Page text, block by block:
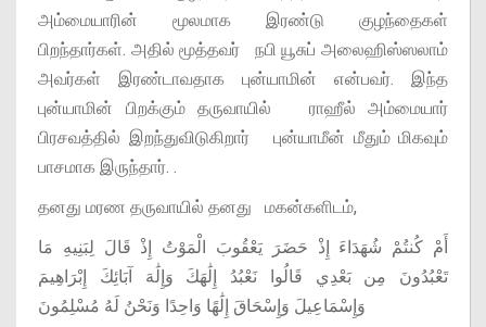
அம்மையாரின் மூலமாக இரண்டு குழந்தைகள்
பிறந்தார்கள். அதில் மூத்தவர் நபி யூசுப் அலைஹிஸ்ஸலாம்
அவர்கள் இரண்டாவதாக புன்யாமின் என்பவர். இந்த
புன்யாமின் பிறக்கும் தருவாயில் ராஹீல் அம்மையார்
பிரசவத்தில் இறந்துவிடுகிறார் புன்யாமீன் மீதும் மிகவும்
பாசமாக இருந்தார். .
தனது மரண தருவாயில் தனது மகன்களிடம்,
أَمْ كُنتُمْ شُهَدَاءَ إِذْ حَضَرَ يَعْقُوبَ الْمَوْتُ إِذْ قَالَ لِبَنِيهِ مَا
تَعْبُدُونَ مِن بَعْدِي قَالُوا نَعْبُدُ إِلَٰهَكَ وَإِلَٰهَ آبَائِكَ إِبْرَاهِيمَ
وَإِسْمَاعِيلَ وَإِسْحَاقَ إِلَٰهًا وَاحِدًا وَنَحْنُ لَهُ مُسْلِمُونَ